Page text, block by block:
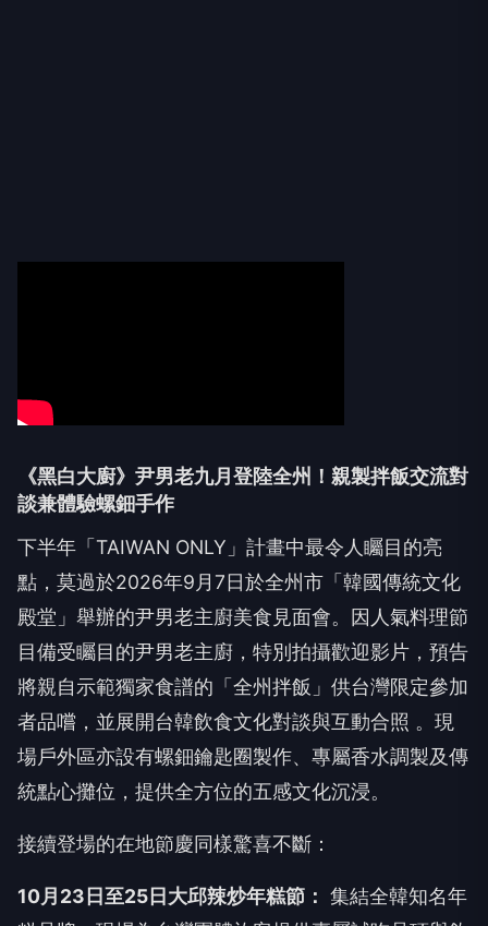
《黑白大廚》尹男老九月登陸全州！親製拌飯交流對
談兼體驗螺鈿手作
下半年「TAIWAN ONLY」計畫中最令人矚目的亮
點，莫過於2026年9月7日於全州市「韓國傳統文化
殿堂」舉辦的尹男老主廚美食見面會。因人氣料理節
目備受矚目的尹男老主廚，特別拍攝歡迎影片，預告
將親自示範獨家食譜的「全州拌飯」供台灣限定參加
者品嚐，並展開台韓飲食文化對談與互動合照 。現
場戶外區亦設有螺鈿鑰匙圈製作、專屬香水調製及傳
統點心攤位，提供全方位的五感文化沉浸。
接續登場的在地節慶同樣驚喜不斷：
10月23日至25日大邱辣炒年糕節： 集結全韓知名年